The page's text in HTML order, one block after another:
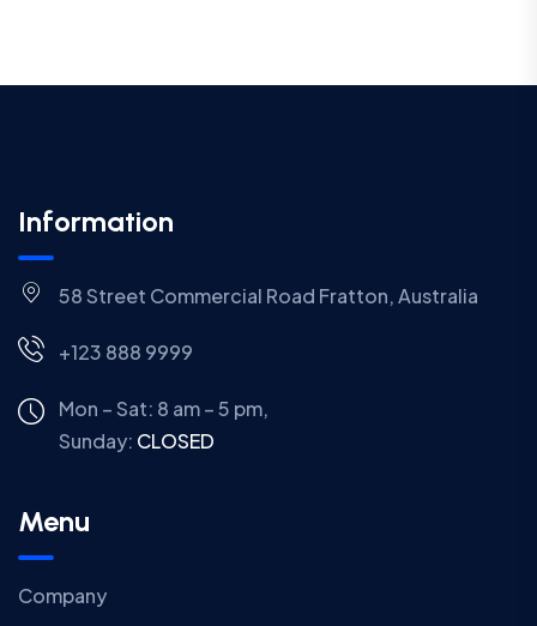
Information
58 Street Commercial Road Fratton, Australia
+123 888 9999
Mon – Sat: 8 am – 5 pm,
Sunday: CLOSED
Menu
Company